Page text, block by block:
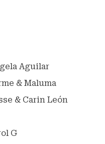
Aguilar
& Maluma
& Carin León
G